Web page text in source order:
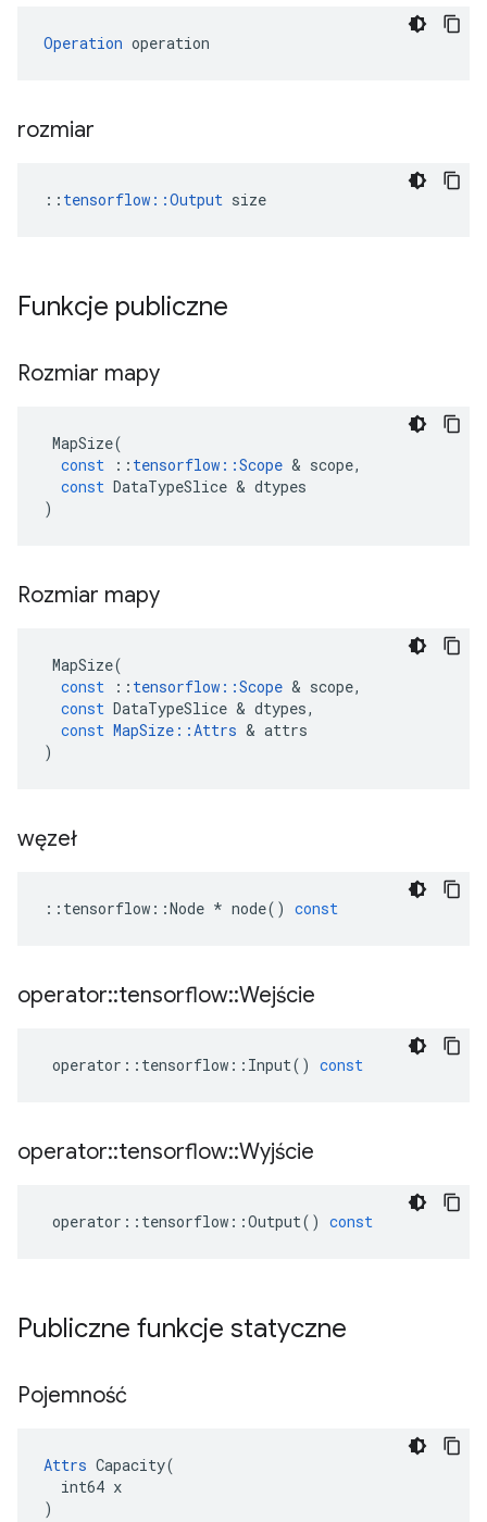
Operation operation
rozmiar
:: tensorflow::Output size
Funkcje publiczne
Rozmiar mapy
MapSize(
const
:: tensorflow ::Scope & scope,
const DataTypeSlice & dtypes
)
Rozmiar mapy
MapSize(
const
:: tensorflow ::Scope & scope,
const DataTypeSlice & dtypes,
const MapSize ::Attrs & attrs
)
węzeł
:: tensorflow ::Node * node() const
operator::tensorflow::Wejście
operator :: tensorflow :: Input() const
operator::tensorflow::Wyjście
operator :: tensorflow ::Output() const
Publiczne funkcje statyczne
Pojemność
Attrs Capacity(
  int64 x
)